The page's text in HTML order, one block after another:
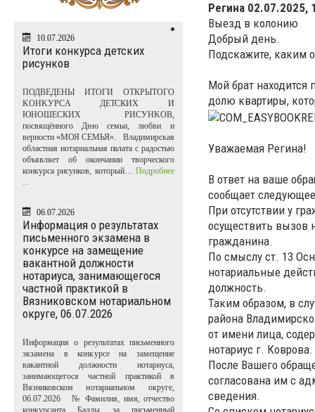
10.07.2026
Итоги конкурса детских
рисунков
ПОДВЕДЕНЫ ИТОГИ ОТКРЫТОГО
KOHKУPCA ДЕТСКИХ И
ЮНОШЕСКИХ PИCУHKOB,
посвящённого Дню семьи, любви и
верности «МОЯ СЕМЬЯ». Владимирская
областная нотариальная палата с радостью
объявляет об окончании творческого
конкурса рисунков, который… Подробнее
...
06.07.2026
Информация о результатах
письменного экзамена в
конкурсе на замещение
вакантной должности
нотариуса, занимающегося
частной практикой в
Вязниковском нотариальном
округе, 06.07.2026
Информация о результатах письменного
экзамена в конкурсе на замещение
вакантной должности нотариуса,
занимающегося частной практикой в
Вязниковском нотариальном округе,
06.07.2026 № Фамилия, имя, отчество
Регина 02.07.2025,
Выезд в колонию
Добрый день.
Подскажите, каким
Мой брат
долю квартиры,
Уважаемая Регина!
В ответ на ваше
сообщает
При отсутствии у
осуществить вызов
гражданина.
По смыслу ст. 13
нотариальные
должность.
Таким образом, в
района
от имени лица,
нотариус г. Коврова.
После Вашего
согласована им с
сведения.